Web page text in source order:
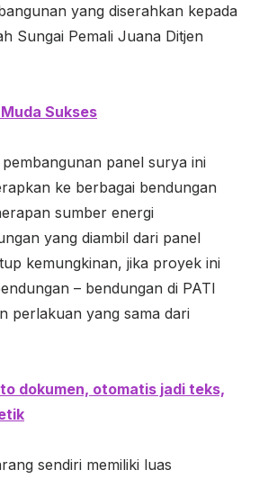
yang diserahkan kepada
Sungai Pemali Juana Ditjen
Sukses
panel surya ini
ke berbagai bendungan
sumber energi
yang diambil dari panel
kemungkinan, jika proyek ini
– bendungan di PATI
perlakuan yang sama dari
dokumen, otomatis jadi teks,
sendiri memiliki luas